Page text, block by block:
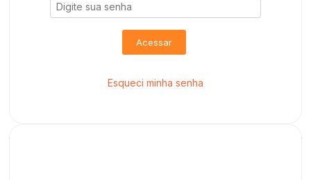
Acessar
Esqueci minha senha